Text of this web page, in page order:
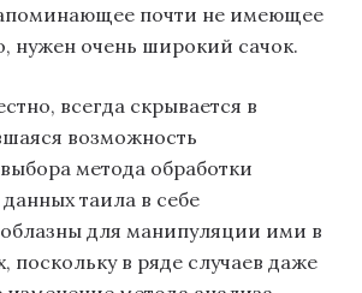
почти не имеющее
нужен очень широкий сачок.
всегда скрывается в
возможность
метода обработки
таила в себе
для манипуляции ими в
поскольку в ряде случаев даже